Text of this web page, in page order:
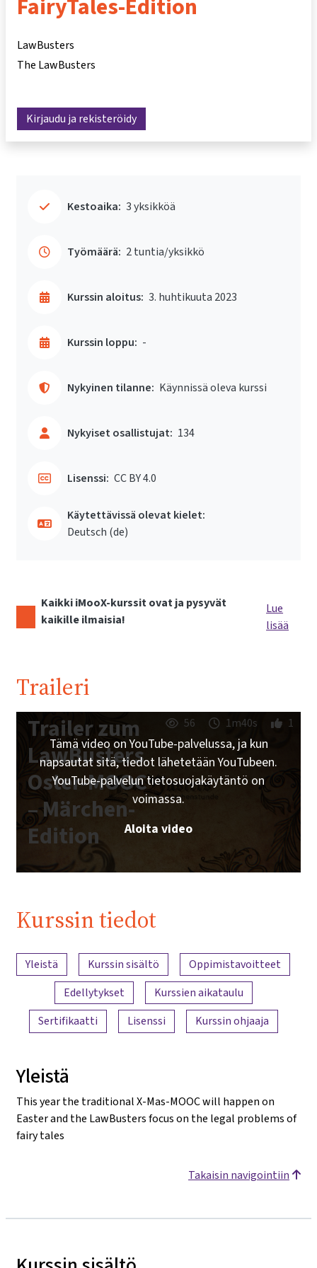
FairyTales-Edition
LawBusters
The LawBusters
Kirjaudu ja rekisteröidy
Kestoaika: 3 yksikköä
Työmäärä: 2 tuntia/yksikkö
Kurssin aloitus: 3. huhtikuuta 2023
Kurssin loppu: -
Nykyinen tilanne: Käynnissä oleva kurssi
Nykyiset osallistujat: 134
Lisenssi: CC BY 4.0
Käytettävissä olevat kielet:
Deutsch ‎(de)‎
Kaikki iMooX-kurssit ovat ja pysyvät
kaikille ilmaisia!
Lue
lisää
Traileri
Trailer zum
LawBusters
Oster-MOOC
– Märchen-
Edition
56 1m40s 1
Tämä video on YouTube-palvelussa, ja kun
napsautat sitä, tiedot lähetetään YouTubeen.
YouTube-palvelun tietosuojakäytäntö on
voimassa.
Aloita video
Kurssin tiedot
Sisällön yleiskatsaus
Yleistä Kurssin sisältö
Oppimistavoitteet
Edellytykset
Kurssien aikataulu
Sertifikaatti
Lisenssi Kurssin ohjaaja
Yleistä
This year the traditional X-Mas-MOOC will happen on
Easter and the LawBusters focus on the legal problems of
fairy tales
Takaisin navigointiin